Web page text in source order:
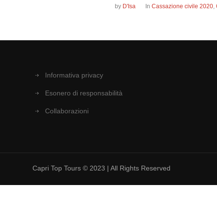
by D'Isa InCassazione civile 2020,
Informativa privacy
Esonero di responsabilità
Collaborazioni
Capri Top Tours © 2023 | All Rights Reserved